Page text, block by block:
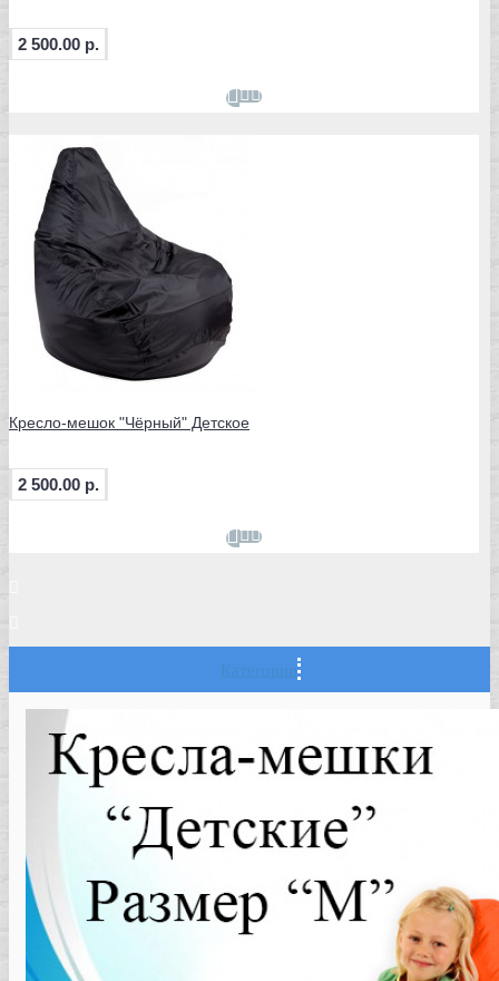
2 500.00 р.
Кресло-мешок "Чёрный" Детское
2 500.00 р.
Категории